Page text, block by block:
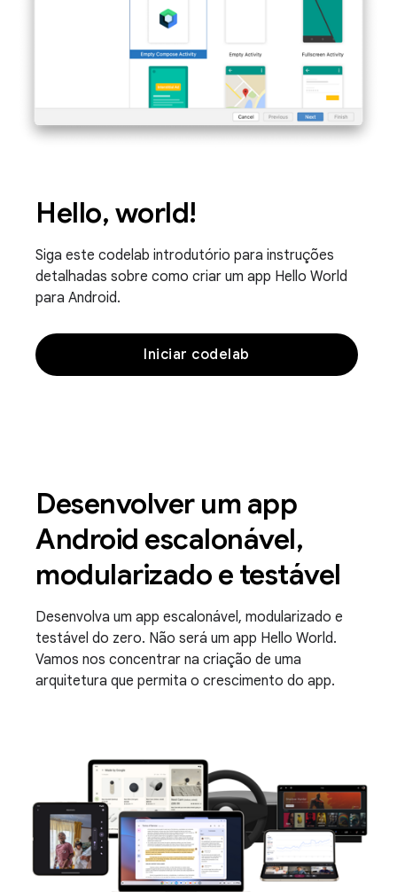
Hello, world!
Siga este codelab introdutório para instruções
detalhadas sobre como criar um app Hello World
para Android.
Iniciar codelab
Desenvolver um app
Android escalonável,
modularizado e testável
Desenvolva um app escalonável, modularizado e
testável do zero. Não será um app Hello World.
Vamos nos concentrar na criação de uma
arquitetura que permita o crescimento do app.